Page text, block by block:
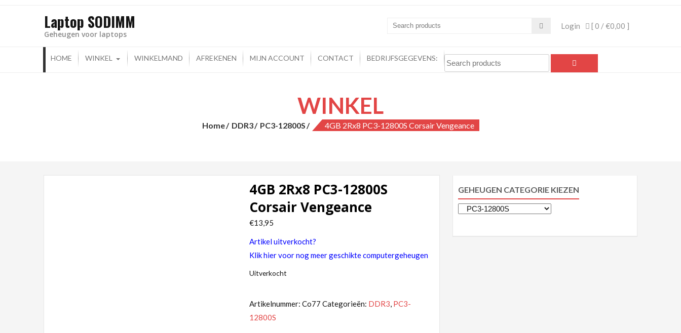
Laptop SODIMM
Geheugen voor laptops
[ 0 /€0,00 ]
Login
HOME WINKEL WINKELMAND AFREKENEN MIJN ACCOUNT CONTACT BEDRIJFSGEGEVENS:
WINKEL
Home DDR3 PC3-12800S 4GB 2Rx8 PC3-12800S Corsair Vengeance
4GB 2Rx8 PC3-12800S
Corsair Vengeance
€13,95
Artikel uitverkocht?
Klik hier voor nog meer geschikte computergeheugen
Uitverkocht
Artikelnummer:Co77 Categorieën: DDR3, PC3-
12800S
GEHEUGEN CATEGORIE KIEZEN